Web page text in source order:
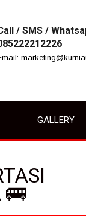
/ SMS /
GALLERY
🚌